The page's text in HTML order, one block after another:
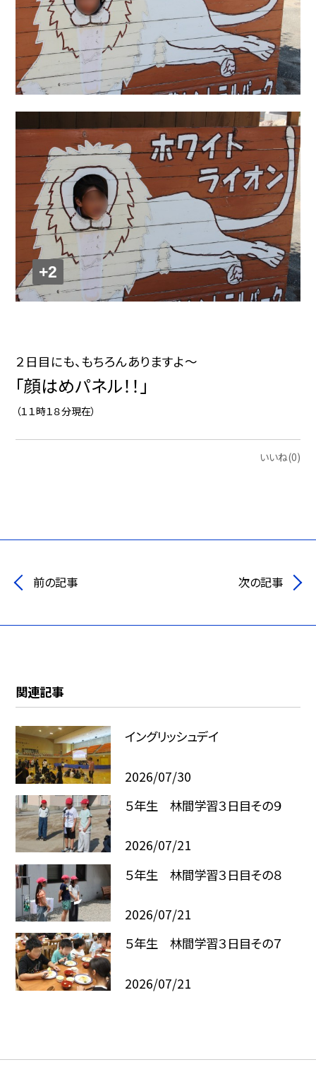
+2
２日目にも、もちろんありますよ～
「顔はめパネル！！」
（１１時１８分現在）
いいね(0)
前の記事 次の記事
関連記事
イングリッシュデイ
2026/07/30
５年生 林間学習３日目その９
2026/07/21
５年生 林間学習３日目その８
2026/07/21
５年生 林間学習３日目その７
2026/07/21